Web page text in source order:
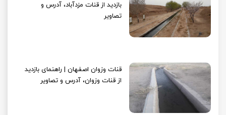
بازدید از قنات مزدآباد، آدرس و
تصاویر
قنات وزوان اصفهان | راهنمای بازدید
از قنات وزوان، آدرس و تصاویر